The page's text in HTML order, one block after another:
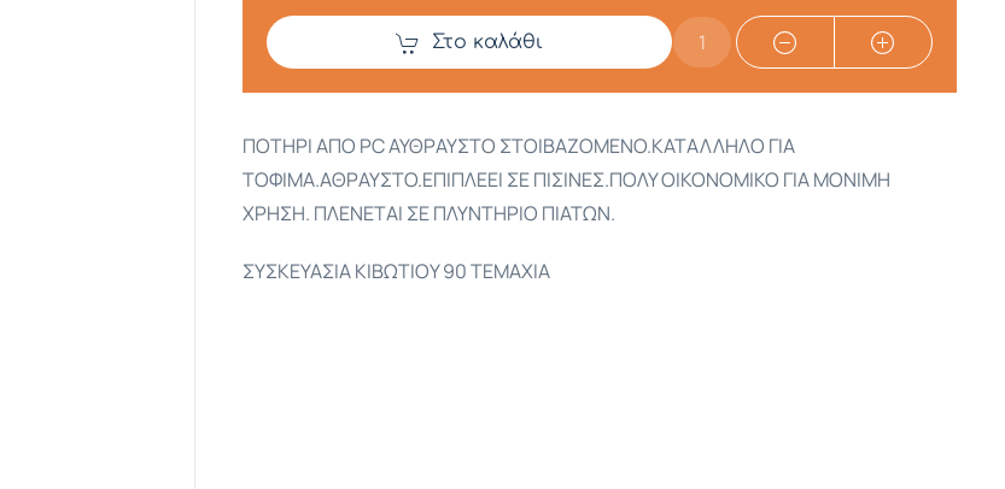
Στο καλάθι
ΠΟΤΗΡΙ ΑΠΟ PC ΑΥΘΡΑΥΣΤΟ ΣΤΟΙΒΑΖΟΜΕΝΟ.ΚΑΤΑΛΛΗΛΟ ΓΙΑ
ΤΟΦΙΜΑ.ΑΘΡΑΥΣΤΟ.ΕΠΙΠΛΕΕΙ ΣΕ ΠΙΣΙΝΕΣ.ΠΟΛΥ ΟΙΚΟΝΟΜΙΚΟ ΓΙΑ ΜΟΝΙΜΗ
ΧΡΗΣΗ. ΠΛΕΝΕΤΑΙ ΣΕ ΠΛΥΝΤΗΡΙΟ ΠΙΑΤΩΝ.
ΣΥΣΚΕΥΑΣΙΑ ΚΙΒΩΤΙΟΥ 90 ΤΕΜΑΧΙΑ